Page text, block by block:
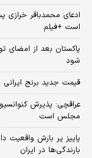
ادعای محمدباقر
است +فیلم
پاکستان بعد از امضای
شود
قیمت جدید برنج
عراقچی: پذیرش
مجلس است
پاییز پر بارش واقعیت
بارندگی‌ها در ایران